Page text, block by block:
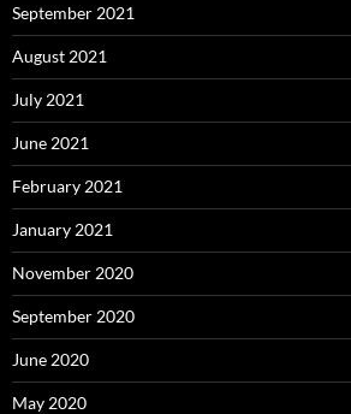
September 2021
August 2021
July 2021
June 2021
February 2021
January 2021
November 2020
September 2020
June 2020
May 2020